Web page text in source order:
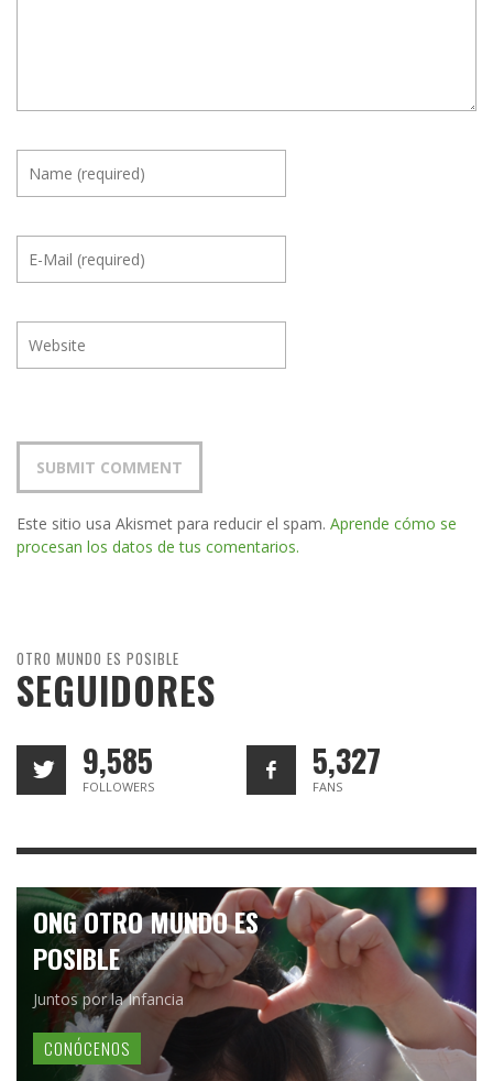
Este sitio usa Akismet para reducir el spam. Aprende cómo se
procesan los datos de tus comentarios.
OTRO MUNDO ES POSIBLE
SEGUIDORES
9,585
FOLLOWERS
5,327
FANS
ONG OTRO MUNDO ES
POSIBLE
Juntos por la Infancia
CONÓCENOS